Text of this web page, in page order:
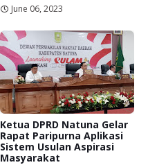
June 06, 2023
Ketua DPRD Natuna Gelar
Rapat Paripurna Aplikasi
Sistem Usulan Aspirasi
Masyarakat